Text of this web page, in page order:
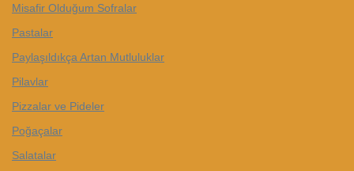
Misafir Olduğum Sofralar
Pastalar
Paylaşıldıkça Artan Mutluluklar
Pilavlar
Pizzalar ve Pideler
Poğaçalar
Salatalar